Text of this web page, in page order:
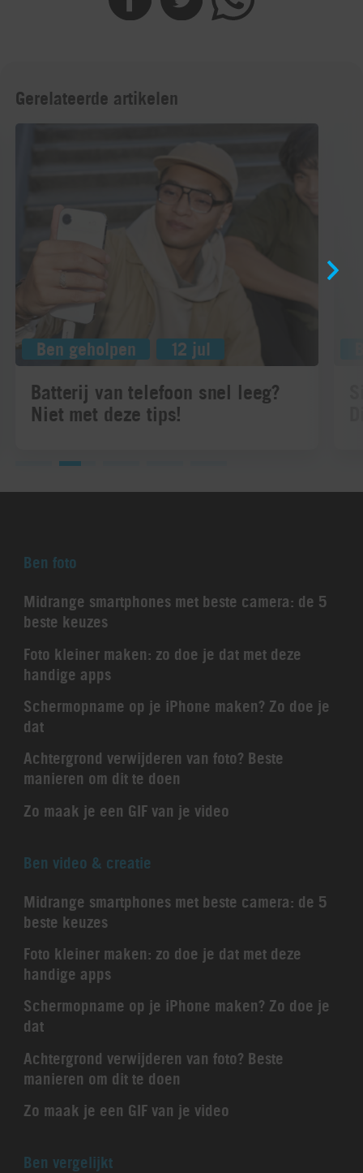
Gerelateerde artikelen
Ben geholpen 12 jul
Batterij van telefoon snel leeg?
Niet met deze tips!
Ben foto
Midrange smartphones met beste camera: de 5
beste keuzes
Foto kleiner maken: zo doe je dat met deze
handige apps
Schermopname op je iPhone maken? Zo doe je
dat
Achtergrond verwijderen van foto? Beste
manieren om dit te doen
Zo maak je een GIF van je video
Ben video & creatie
Midrange smartphones met beste camera: de 5
beste keuzes
Foto kleiner maken: zo doe je dat met deze
handige apps
Schermopname op je iPhone maken? Zo doe je
dat
Achtergrond verwijderen van foto? Beste
manieren om dit te doen
Zo maak je een GIF van je video
Ben vergelijkt